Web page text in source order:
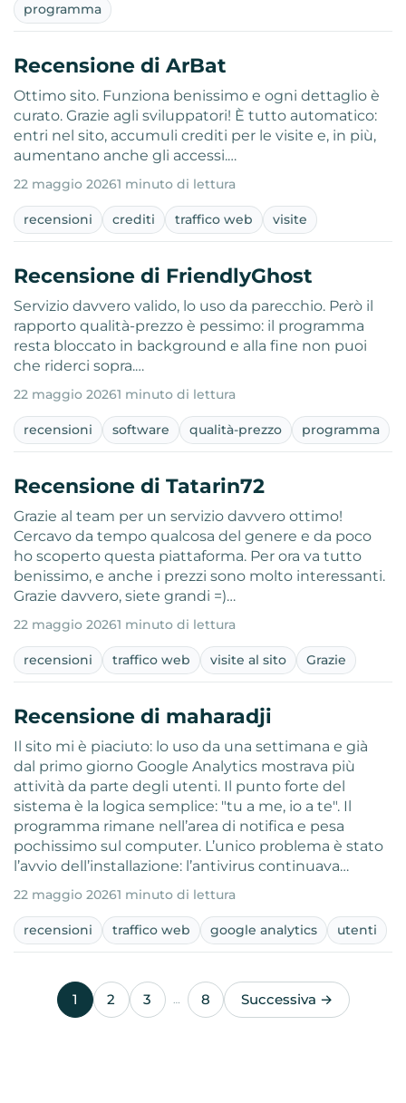
programma
Recensione di ArBat
Ottimo sito. Funziona benissimo e ogni dettaglio è
curato. Grazie agli sviluppatori! È tutto automatico:
entri nel sito, accumuli crediti per le visite e, in più,
aumentano anche gli accessi.…
22 maggio 20261 minuto di lettura
recensioni crediti traffico web visite
Recensione di FriendlyGhost
Servizio davvero valido, lo uso da parecchio. Però il
rapporto qualità-prezzo è pessimo: il programma
resta bloccato in background e alla fine non puoi
che riderci sopra.…
22 maggio 20261 minuto di lettura
recensioni software qualità-prezzo programma
Recensione di Tatarin72
Grazie al team per un servizio davvero ottimo!
Cercavo da tempo qualcosa del genere e da poco
ho scoperto questa piattaforma. Per ora va tutto
benissimo, e anche i prezzi sono molto interessanti.
Grazie davvero, siete grandi =)…
22 maggio 20261 minuto di lettura
recensioni traffico web visite al sito Grazie
Recensione di maharadji
Il sito mi è piaciuto: lo uso da una settimana e già
dal primo giorno Google Analytics mostrava più
attività da parte degli utenti. Il punto forte del
sistema è la logica semplice: "tu a me, io a te". Il
programma rimane nell’area di notifica e pesa
pochissimo sul computer. L’unico problema è stato
l’avvio dell’installazione: l’antivirus continuava…
22 maggio 20261 minuto di lettura
recensioni traffico web google analytics utenti
1 2 3 … 8 Successiva →